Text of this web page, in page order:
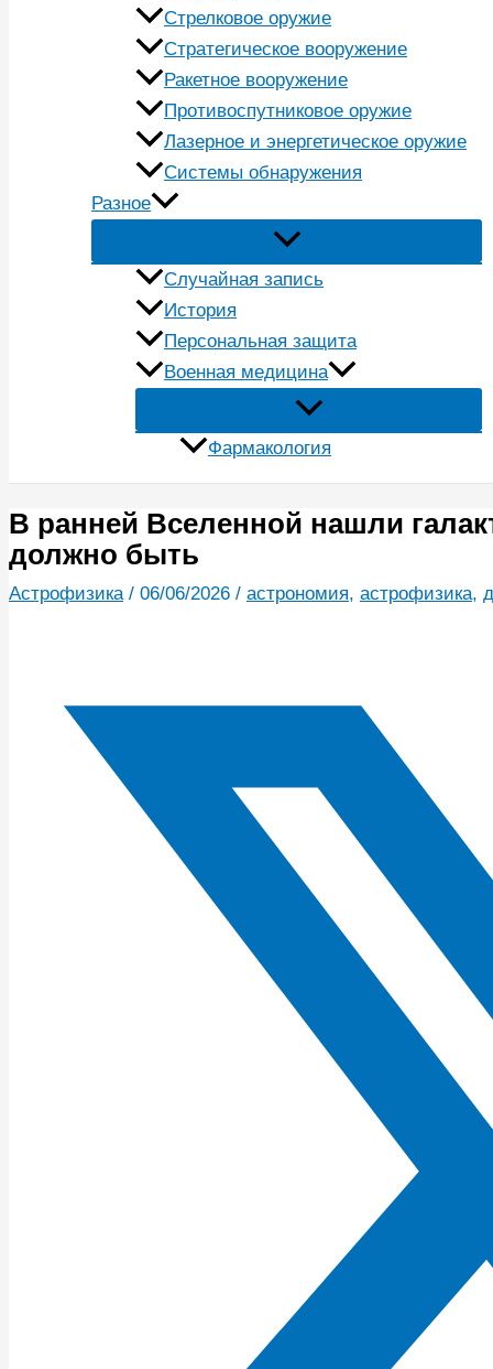
Стрелковое оружие
Стратегическое вооружение
Ракетное вооружение
Противоспутниковое оружие
Лазерное и энергетическое оружие
Системы обнаружения
Разное
Случайная запись
История
Персональная защита
Военная медицина
Фармакология
В ранней Вселенной нашли
должно быть
Астрофизика / 06/06/2026 / астрономия, астрофизика,